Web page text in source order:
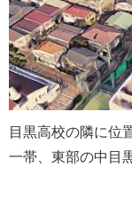
目黒高校の隣に位
一帯、東部の中目